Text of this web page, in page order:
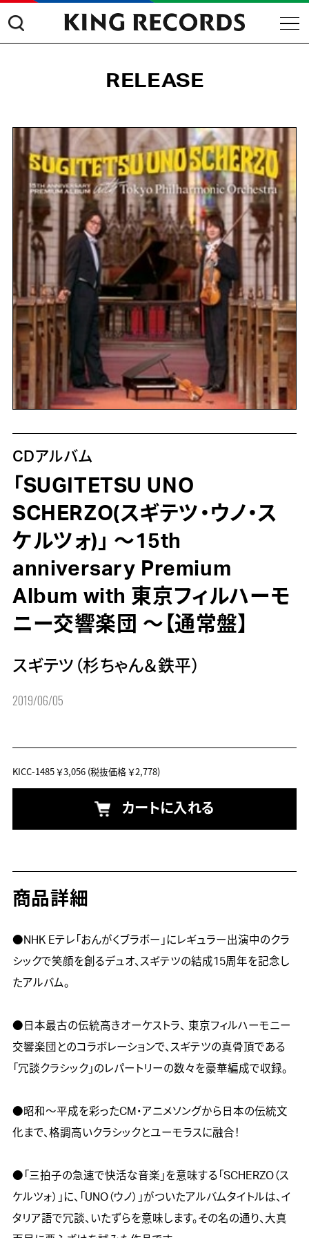
RELEASE
CDアルバム
「SUGITETSU UNO
SCHERZO(スギテツ・ウノ・ス
ケルツォ)」 ～15th
anniversary Premium
Album with 東京フィルハーモ
ニー交響楽団 ～【通常盤】
スギテツ（杉ちゃん＆鉄平）
2019/06/05
KICC-1485￥3,056(税抜価格 ￥2,778)
カートに入れる
商品詳細
●NHK Eテレ「おんがくブラボー」にレギュラー出演中のクラ
シックで笑顔を創るデュオ、スギテツの結成15周年を記念し
たアルバム。
●日本最古の伝統高きオーケストラ、 東京フィルハーモニー
交響楽団とのコラボレーションで、スギテツの真骨頂である
「冗談クラシック」のレパートリーの数々を豪華編成で収録。
●昭和～平成を彩ったCM・アニメソングから日本の伝統文
化まで、格調高いクラシックとユーモラスに融合！
●「三拍子の急速で快活な音楽」を意味する「SCHERZO（ス
ケルツォ）」に、「UNO（ウノ）」がついたアルバムタイトルは、イ
タリア語で冗談、いたずらを意味します。その名の通り、大真